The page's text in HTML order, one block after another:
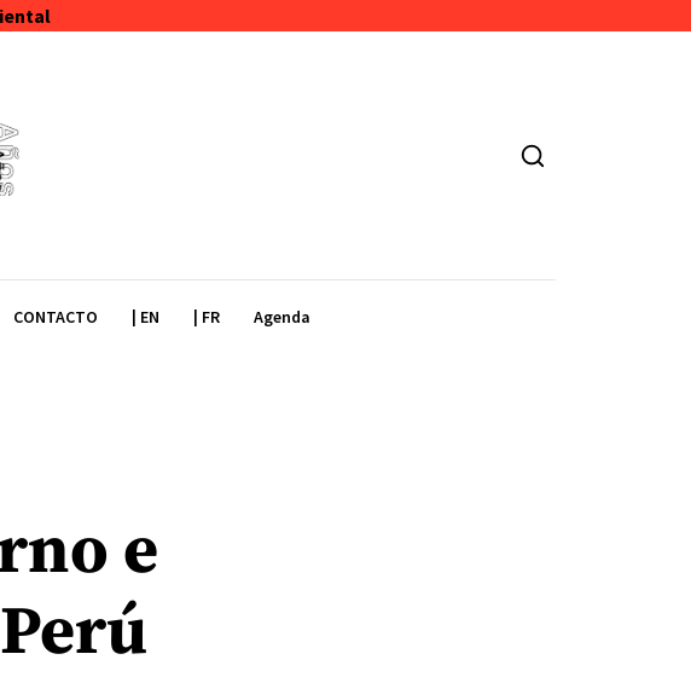
CONTACTO | EN | FR Agenda
e